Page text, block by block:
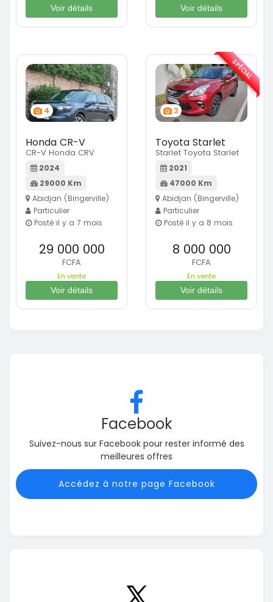
Voir détails
Voir détails
4
Honda CR-V
CR-V Honda CRV
2024
29000 Km
Abidjan (Bingerville)
Particulier
Posté il y a 7 mois
29 000 000
FCFA
En vente
Voir détails
3
Toyota Starlet
Starlet Toyota Starlet
2021
47000 Km
Abidjan (Bingerville)
Particulier
Posté il y a 8 mois
8 000 000
FCFA
En vente
Voir détails
SPÉCIAL
Facebook
Suivez-nous sur Facebook pour rester informé des
meilleures offres
Accédez à notre page Facebook